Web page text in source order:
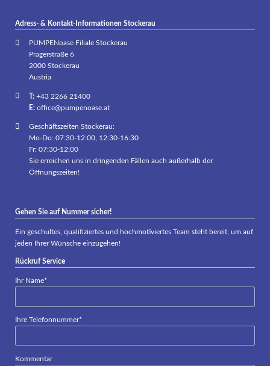
Adress- & Kontakt-Informationen Stockerau
PUMPENoase Filiale Stockerau
Pragerstraße 6
2000 Stockerau
Austria
T:+43 2266 21400
E: office@pumpenoase.at
Geschäftszeiten Stockerau:
Mo-Do: 07:30-12:00, 12:30-16:30
Fr: 07:30-12:00
Sie erreichen uns in dringenden Fällen auch außerhalb der
Öffnungszeiten!
Gehen Sie auf Nummer sicher!
Ein geschultes, qualifiziertes und hochmotiviertes Team steht bereit, um auf
jeden Ihrer Wünsche einzugehen!
Rückruf Service
Pflichtfeld
Ihr Name*
Pflichtfeld
Ihre Telefonnummer*
Kommentar